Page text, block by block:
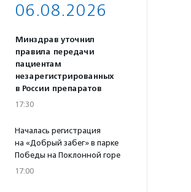
06.08.2026
Минздрав уточнил
правила передачи
пациентам
незарегистрированных
в России препаратов
17:30
Началась регистрация
на «Добрый забег» в парке
Победы на Поклонной горе
17:00